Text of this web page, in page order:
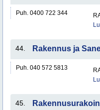
Puh. 0400 722 344
44. Rakennus ja
Puh. 040 572 5813
45.